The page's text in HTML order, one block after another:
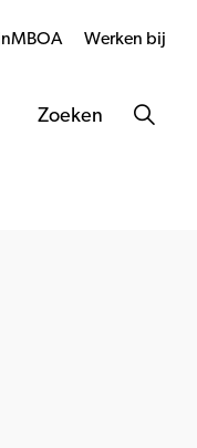
Werken bij
Zoeken